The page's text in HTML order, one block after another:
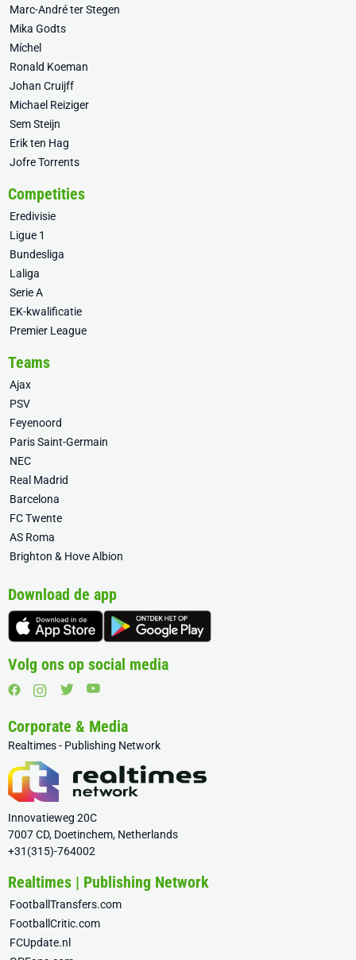
Marc-André ter Stegen
Mika Godts
Míchel
Ronald Koeman
Johan Cruijff
Michael Reiziger
Sem Steijn
Erik ten Hag
Jofre Torrents
Competities
Eredivisie
Ligue 1
Bundesliga
Laliga
Serie A
EK-kwalificatie
Premier League
Teams
Ajax
PSV
Feyenoord
Paris Saint-Germain
NEC
Real Madrid
Barcelona
FC Twente
AS Roma
Brighton & Hove Albion
Download de app
Volg ons op social media
Corporate & Media
Realtimes - Publishing Network
Innovatieweg 20C
7007 CD, Doetinchem, Netherlands
+31(315)-764002
Realtimes | Publishing Network
FootballTransfers.com
FootballCritic.com
FCUpdate.nl